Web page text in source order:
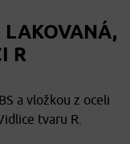
LAKOVANÁ,
R
a vložkou z oceli
tvaru R.